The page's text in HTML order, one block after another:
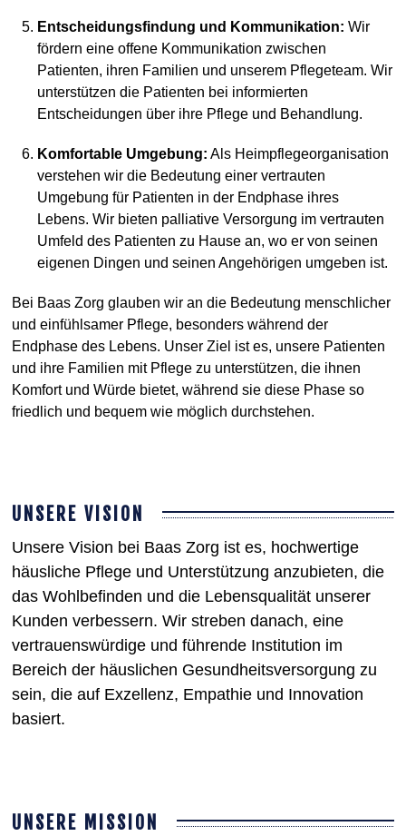
Entscheidungsfindung und Kommunikation: Wir
fördern eine offene Kommunikation zwischen
Patienten, ihren Familien und unserem Pflegeteam. Wir
unterstützen die Patienten bei informierten
Entscheidungen über ihre Pflege und Behandlung.
Komfortable Umgebung: Als Heimpflegeorganisation
verstehen wir die Bedeutung einer vertrauten
Umgebung für Patienten in der Endphase ihres
Lebens. Wir bieten palliative Versorgung im vertrauten
Umfeld des Patienten zu Hause an, wo er von seinen
eigenen Dingen und seinen Angehörigen umgeben ist.
Bei Baas Zorg glauben wir an die Bedeutung menschlicher
und einfühlsamer Pflege, besonders während der
Endphase des Lebens. Unser Ziel ist es, unsere Patienten
und ihre Familien mit Pflege zu unterstützen, die ihnen
Komfort und Würde bietet, während sie diese Phase so
friedlich und bequem wie möglich durchstehen.
UNSERE VISION
Unsere Vision bei Baas Zorg ist es, hochwertige
häusliche Pflege und Unterstützung anzubieten, die
das Wohlbefinden und die Lebensqualität unserer
Kunden verbessern. Wir streben danach, eine
vertrauenswürdige und führende Institution im
Bereich der häuslichen Gesundheitsversorgung zu
sein, die auf Exzellenz, Empathie und Innovation
basiert.
UNSERE MISSION